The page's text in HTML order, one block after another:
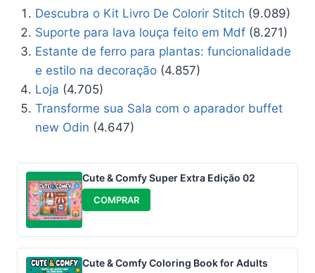
Descubra o Kit Livro De Colorir Stitch (9.089)
Suporte para lava louça feito em Mdf (8.271)
Estante de ferro para plantas: funcionalidade
e estilo na decoração (4.857)
Loja (4.705)
Transforme sua Sala com o aparador buffet
new Odin (4.647)
Cute & Comfy Super Extra Edição 02
COMPRAR
Cute & Comfy Coloring Book for Adults